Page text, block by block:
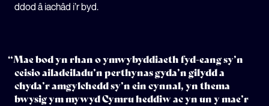
ddod â iachâd i’r byd.
“Mae bod yn rhan o ymwybyddiaeth fyd-eang sy’n
ceisio ailadeiladu’n perthynas gyda’n gilydd a
chyda’r amgylchedd sy’n ein cynnal, yn thema
bwysig ym mywyd Cymru heddiw ac yn un y mae’r